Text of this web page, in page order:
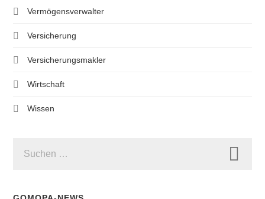
Vermögensverwalter
Versicherung
Versicherungsmakler
Wirtschaft
Wissen
NACH: